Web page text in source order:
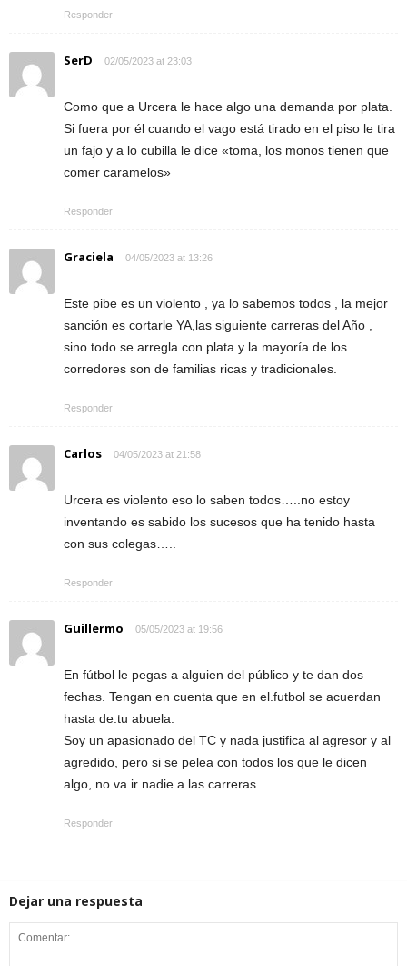
Responder
SerD 02/05/2023 at 23:03
Como que a Urcera le hace algo una demanda por plata.
Si fuera por él cuando el vago está tirado en el piso le tira
un fajo y a lo cubilla le dice «toma, los monos tienen que
comer caramelos»
Responder
Graciela 04/05/2023 at 13:26
Este pibe es un violento , ya lo sabemos todos , la mejor
sanción es cortarle YA,las siguiente carreras del Año ,
sino todo se arregla con plata y la mayoría de los
corredores son de familias ricas y tradicionales.
Responder
Carlos 04/05/2023 at 21:58
Urcera es violento eso lo saben todos…..no estoy
inventando es sabido los sucesos que ha tenido hasta
con sus colegas…..
Responder
Guillermo 05/05/2023 at 19:56
En fútbol le pegas a alguien del público y te dan dos
fechas. Tengan en cuenta que en el.futbol se acuerdan
hasta de.tu abuela.
Soy un apasionado del TC y nada justifica al agresor y al
agredido, pero si se pelea con todos los que le dicen
algo, no va ir nadie a las carreras.
Responder
Dejar una respuesta